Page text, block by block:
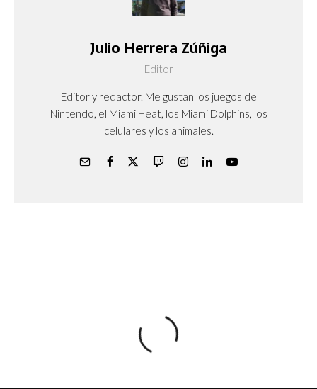
Julio Herrera Zúñiga
Editor
Editor y redactor. Me gustan los juegos de
Nintendo, el Miami Heat, los Miami Dolphins, los
celulares y los animales.